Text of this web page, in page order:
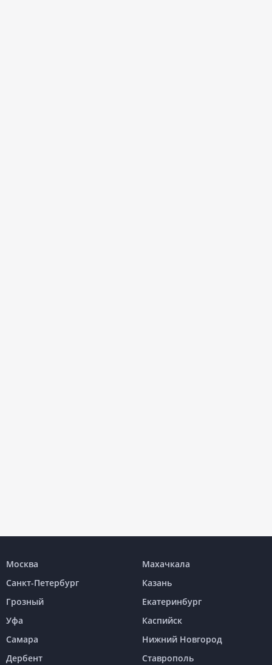
Москва
Махачкала
Санкт-Петербург
Казань
Грозный
Екатеринбург
Уфа
Каспийск
Самара
Нижний Новгород
Дербент
Ставрополь